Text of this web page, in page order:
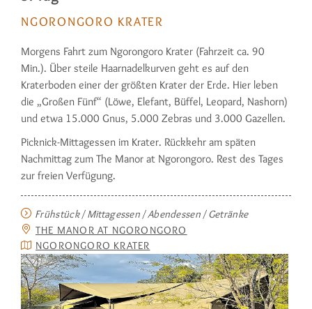
NGORONGORO KRATER
Morgens Fahrt zum Ngorongoro Krater (Fahrzeit ca. 90
Min.). Über steile Haarnadelkurven geht es auf den
Kraterboden einer der größten Krater der Erde. Hier leben
die „Großen Fünf“ (Löwe, Elefant, Büffel, Leopard, Nas­horn)
und etwa 15.000 Gnus, 5.000 Zebras und 3.000 Gazellen.
Picknick-Mittagessen im Krater. Rückkehr am späten
Nachmittag zum The Manor at Ngoron­goro. Rest des Tages
zur freien Ver­fügung.
Frühstück / Mittagessen / Abendessen / Getränke
THE MANOR AT NGORONGORO
NGORONGORO KRATER